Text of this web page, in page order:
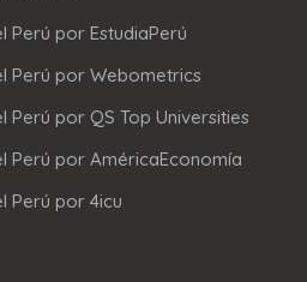
Perú por EstudiaPerú
Perú por Webometrics
Perú por QS Top Universities
Perú por AméricaEconomía
Perú por 4icu